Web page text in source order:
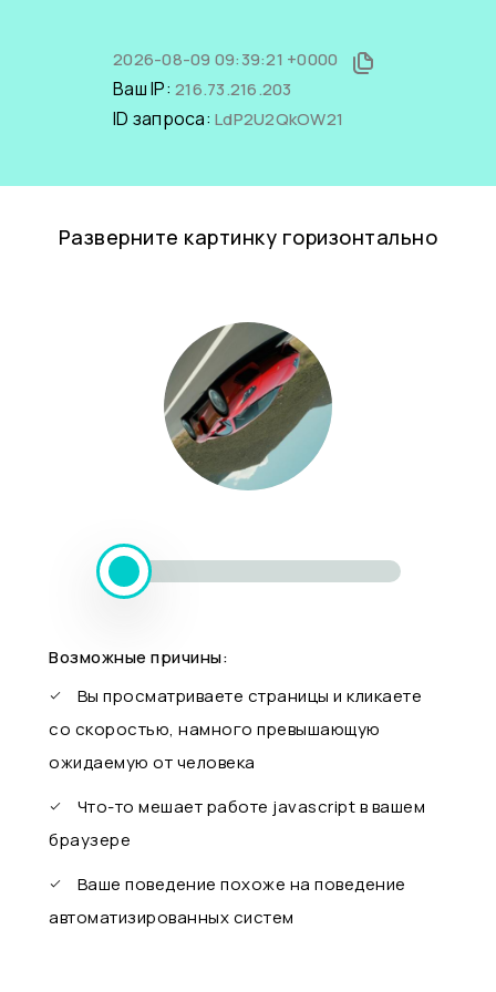
2026-08-09 09:39:21 +0000
Ваш IP: 216.73.216.203
ID запроса: LdP2U2QkOW21
Разверните картинку горизонтально
Возможные причины:
Вы просматриваете страницы и кликаете
со скоростью, намного превышающую
ожидаемую от человека
Что-то мешает работе javascript в вашем
браузере
Ваше поведение похоже на поведение
автоматизированных систем